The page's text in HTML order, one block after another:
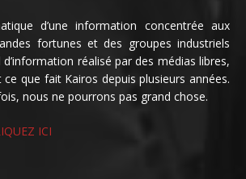
d’une information concentrée aux
fortunes et des groupes industriels
réalisé par des médias libres,
ce que fait Kairos depuis plusieurs années.
nous ne pourrons pas grand chose.
ICI